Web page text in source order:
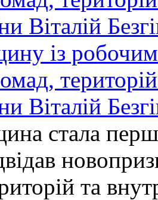
із робочим
Віталій
стала
та